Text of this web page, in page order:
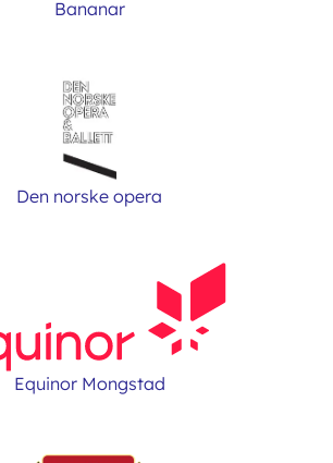
Bananar
Den norske opera
Equinor Mongstad